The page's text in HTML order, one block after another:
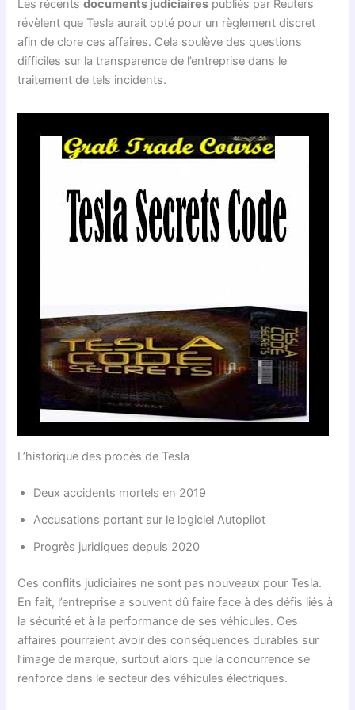
Les récentsdocuments judiciaires publiés par Reuters
révèlent que Tesla aurait opté pour un règlement discret
afin de clore ces affaires. Cela soulève des questions
difficiles sur la transparence de l’entreprise dans le
traitement de tels incidents.
L’historique des procès de Tesla
Deux accidents mortels en 2019
Accusations portant sur le logiciel Autopilot
Progrès juridiques depuis 2020
Ces conflits judiciaires ne sont pas nouveaux pour Tesla.
En fait, l’entreprise a souvent dû faire face à des défis liés à
la sécurité et à la performance de ses véhicules. Ces
affaires pourraient avoir des conséquences durables sur
l’image de marque, surtout alors que la concurrence se
renforce dans le secteur des véhicules électriques.